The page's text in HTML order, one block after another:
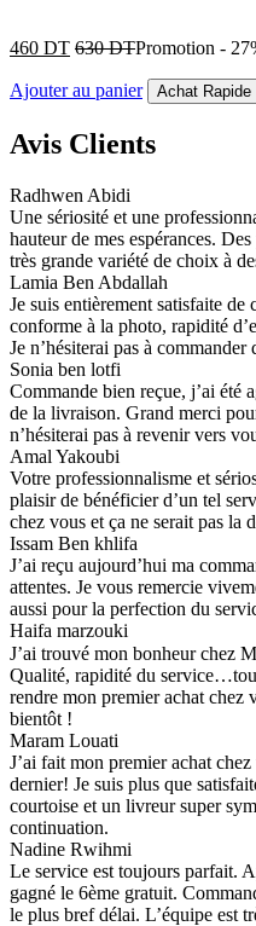
460 DT 630DTPromotion -
Ajouter au panier Achat Rapide
Avis Clients
Radhwen Abidi
Une sériosité et une
hauteur de mes espérances.
très grande variété de choix à
Lamia Ben Abdallah
Je suis entièrement satisfaite
conforme à la photo, rapidité
Je n’hésiterai pas à commander
Sonia ben lotfi
Commande bien reçue, j’ai été
de la livraison. Grand merci
n’hésiterai pas à revenir vers
Amal Yakoubi
Votre professionnalisme et
plaisir de bénéficier d’un tel
chez vous et ça ne serait pas la
Issam Ben khlifa
J’ai reçu aujourd’hui ma
attentes. Je vous remercie
aussi pour la perfection du
Haifa marzouki
J’ai trouvé mon bonheur chez
Qualité, rapidité du
rendre mon premier achat chez
bientôt !
Maram Louati
J’ai fait mon premier achat
dernier! Je suis plus que
courtoise et un livreur super
continuation.
Nadine Rwihmi
Le service est toujours parfait.
gagné le 6ème gratuit.
le plus bref délai. L’équipe est